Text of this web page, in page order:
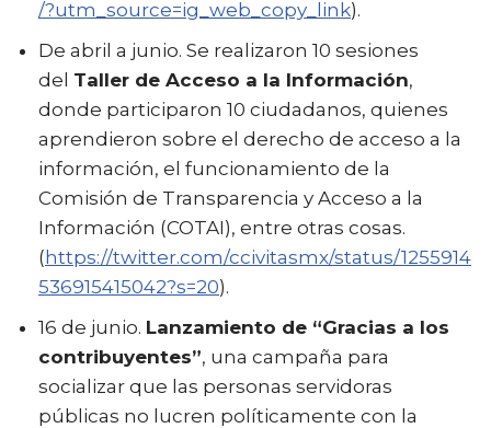
/?utm_source=ig_web_copy_link).
De abril a junio. Se realizaron 10 sesiones
del Taller de Acceso a la Información,
donde participaron 10 ciudadanos, quienes
aprendieron sobre el derecho de acceso a la
información, el funcionamiento de la
Comisión de Transparencia y Acceso a la
Información (COTAI), entre otras cosas.
(https://twitter.com/ccivitasmx/status/1255914
536915415042?s=20).
16 de junio. Lanzamiento de “Gracias a los
contribuyentes”, una campaña para
socializar que las personas servidoras
públicas no lucren políticamente con la